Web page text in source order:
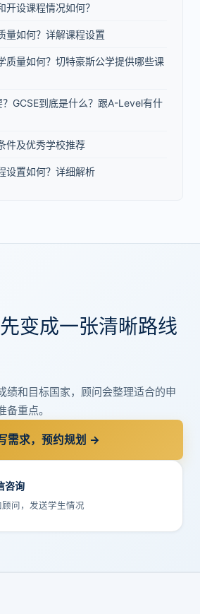
开设课程情况如何？
量如何？详解课程设置
质量如何？切特豪斯公学提供哪些课
？GCSE到底是什么？跟A-Level有什
件及优秀学校推荐
设置如何？详细解析
变成一张清晰路线
绩和目标国家，顾问会整理适合的申
重点。
需求，预约规划 →
咨询
问，发送学生情况